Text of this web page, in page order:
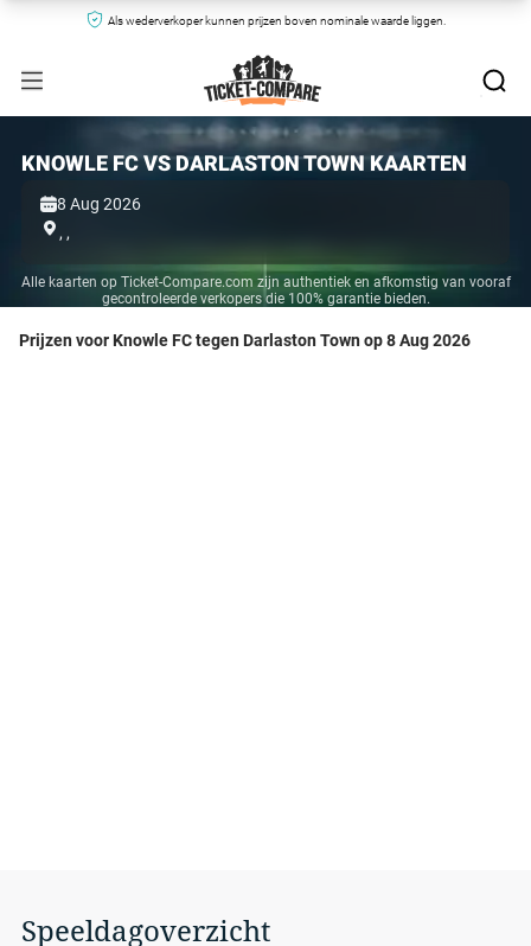
Als wederverkoper kunnen prijzen boven nominale waarde liggen.
KNOWLE FC VS DARLASTON TOWN KAARTEN
8 Aug 2026
, ,
Alle kaarten op Ticket-Compare.com zijn authentiek en afkomstig van vooraf
gecontroleerde verkopers die 100% garantie bieden.
Prijzen voor Knowle FC tegen Darlaston Town op 8 Aug 2026
Speeldagoverzicht